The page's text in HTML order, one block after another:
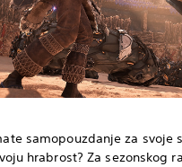
samopouzdanje za svoje
hrabrost? Za sezonskog